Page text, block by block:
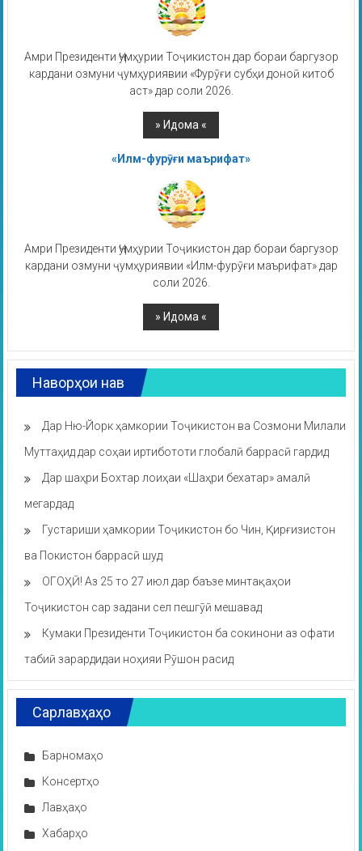
Амри Президенти Ҷумҳурии Тоҷикистон дар бораи баргузор
кардани озмуни ҷумҳуриявии «Фурӯғи субҳи доноӣ китоб
аст» дар соли 2026.
«Илм-фурӯғи маърифат»
Амри Президенти Ҷумҳурии Тоҷикистон дар бораи баргузор
кардани озмуни ҷумҳуриявии «Илм-фурӯғи маърифат» дар
соли 2026.
Наворҳои нав
Дар Ню-Йорк ҳамкории Тоҷикистон ва Созмони Милали
Муттаҳид дар соҳаи иртибототи глобалӣ баррасӣ гардид
Дар шаҳри Бохтар лоиҳаи «Шаҳри бехатар» амалӣ
мегардад
Густариши ҳамкории Тоҷикистон бо Чин, Қирғизистон
ва Покистон баррасӣ шуд
ОГОҲӢ! Аз 25 то 27 июл дар баъзе минтақаҳои
Тоҷикистон сар задани сел пешгӯӣ мешавад
Кумаки Президенти Тоҷикистон ба сокинони аз офати
табиӣ зарардидаи ноҳияи Рӯшон расид
Сарлавҳаҳо
Барномаҳо
Консертҳо
Лавҳаҳо
Хабарҳо